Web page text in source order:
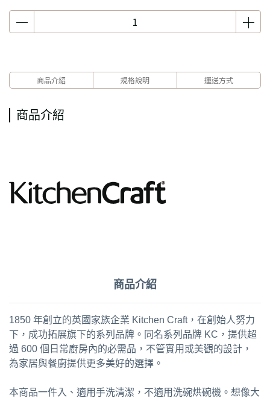
商品介紹 規格說明 運送方式
商品介紹
商品介紹
1850 年創立的英國家族企業 Kitchen Craft，在創始人努力
下，成功拓展旗下的系列品牌。同名系列品牌 KC，提供超
過 600 個日常廚房內的必需品，不管實用或美觀的設計，
為家居與餐廚提供更多美好的選擇。
本商品一件入、適用手洗清潔，不適用洗碗烘碗機。想像大